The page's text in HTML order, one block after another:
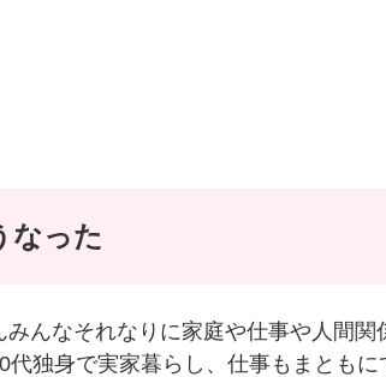
なった
みんなそれなりに家庭や仕事や人間
代独身で実家暮らし、仕事もまとも